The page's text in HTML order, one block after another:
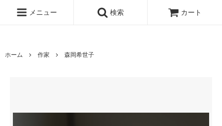
メニュー
検索 カート
ホーム 作家 森岡希世子